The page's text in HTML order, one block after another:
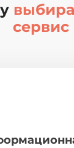
сервис